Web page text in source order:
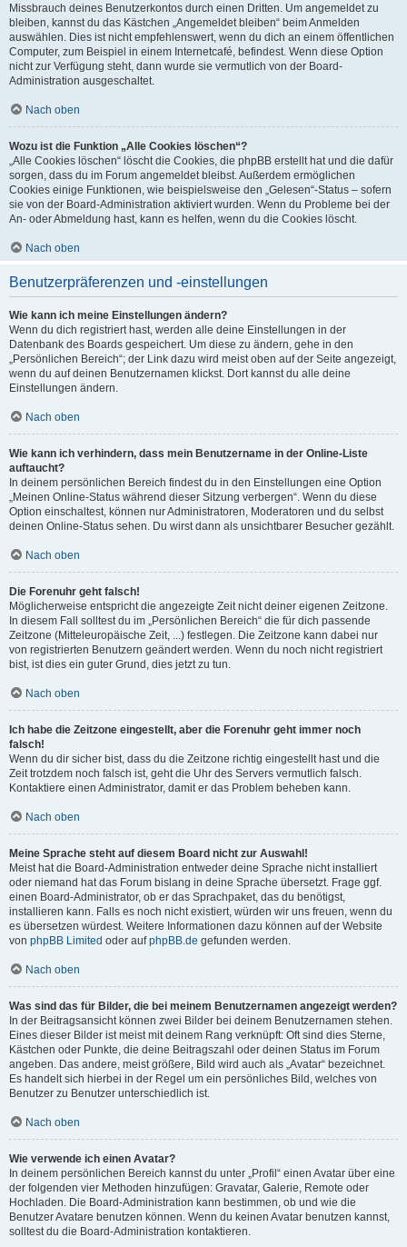
Missbrauch deines Benutzerkontos durch einen Dritten. Um angemeldet zu
bleiben, kannst du das Kästchen „Angemeldet bleiben“ beim Anmelden
auswählen. Dies ist nicht empfehlenswert, wenn du dich an einem öffentlichen
Computer, zum Beispiel in einem Internetcafé, befindest. Wenn diese Option
nicht zur Verfügung steht, dann wurde sie vermutlich von der Board-
Administration ausgeschaltet.
Nach oben
Wozu ist die Funktion „Alle Cookies löschen“?
„Alle Cookies löschen“ löscht die Cookies, die phpBB erstellt hat und die dafür
sorgen, dass du im Forum angemeldet bleibst. Außerdem ermöglichen
Cookies einige Funktionen, wie beispielsweise den „Gelesen“-Status – sofern
sie von der Board-Administration aktiviert wurden. Wenn du Probleme bei der
An- oder Abmeldung hast, kann es helfen, wenn du die Cookies löscht.
Nach oben
Benutzerpräferenzen und -einstellungen
Wie kann ich meine Einstellungen ändern?
Wenn du dich registriert hast, werden alle deine Einstellungen in der
Datenbank des Boards gespeichert. Um diese zu ändern, gehe in den
„Persönlichen Bereich“; der Link dazu wird meist oben auf der Seite angezeigt,
wenn du auf deinen Benutzernamen klickst. Dort kannst du alle deine
Einstellungen ändern.
Nach oben
Wie kann ich verhindern, dass mein Benutzername in der Online-Liste
auftaucht?
In deinem persönlichen Bereich findest du in den Einstellungen eine Option
„Meinen Online-Status während dieser Sitzung verbergen“. Wenn du diese
Option einschaltest, können nur Administratoren, Moderatoren und du selbst
deinen Online-Status sehen. Du wirst dann als unsichtbarer Besucher gezählt.
Nach oben
Die Forenuhr geht falsch!
Möglicherweise entspricht die angezeigte Zeit nicht deiner eigenen Zeitzone.
In diesem Fall solltest du im „Persönlichen Bereich“ die für dich passende
Zeitzone (Mitteleuropäische Zeit, ...) festlegen. Die Zeitzone kann dabei nur
von registrierten Benutzern geändert werden. Wenn du noch nicht registriert
bist, ist dies ein guter Grund, dies jetzt zu tun.
Nach oben
Ich habe die Zeitzone eingestellt, aber die Forenuhr geht immer noch
falsch!
Wenn du dir sicher bist, dass du die Zeitzone richtig eingestellt hast und die
Zeit trotzdem noch falsch ist, geht die Uhr des Servers vermutlich falsch.
Kontaktiere einen Administrator, damit er das Problem beheben kann.
Nach oben
Meine Sprache steht auf diesem Board nicht zur Auswahl!
Meist hat die Board-Administration entweder deine Sprache nicht installiert
oder niemand hat das Forum bislang in deine Sprache übersetzt. Frage ggf.
einen Board-Administrator, ob er das Sprachpaket, das du benötigst,
installieren kann. Falls es noch nicht existiert, würden wir uns freuen, wenn du
es übersetzen würdest. Weitere Informationen dazu können auf der Website
von phpBB Limited oder aufphpBB.de gefunden werden.
Nach oben
Was sind das für Bilder, die bei meinem Benutzernamen angezeigt werden?
In der Beitragsansicht können zwei Bilder bei deinem Benutzernamen stehen.
Eines dieser Bilder ist meist mit deinem Rang verknüpft: Oft sind dies Sterne,
Kästchen oder Punkte, die deine Beitragszahl oder deinen Status im Forum
angeben. Das andere, meist größere, Bild wird auch als „Avatar“ bezeichnet.
Es handelt sich hierbei in der Regel um ein persönliches Bild, welches von
Benutzer zu Benutzer unterschiedlich ist.
Nach oben
Wie verwende ich einen Avatar?
In deinem persönlichen Bereich kannst du unter „Profil“ einen Avatar über eine
der folgenden vier Methoden hinzufügen: Gravatar, Galerie, Remote oder
Hochladen. Die Board-Administration kann bestimmen, ob und wie die
Benutzer Avatare benutzen können. Wenn du keinen Avatar benutzen kannst,
solltest du die Board-Administration kontaktieren.